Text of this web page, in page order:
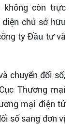
còn trực
chủ sở hữu
ty Đầu tư và
chuyển đổi số,
Thương mại
mại điện tử
số sang đơn vị